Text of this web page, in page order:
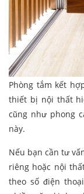
Phòng tắm kết
thiết bị nội thất
cũng như phong
này.
Nếu bạn cần tư
riêng hoặc nội
theo số điện